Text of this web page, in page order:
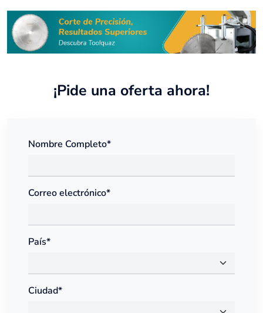
¡Pide una oferta ahora!
Nombre Completo*
Correo electrónico*
País*
Ciudad*